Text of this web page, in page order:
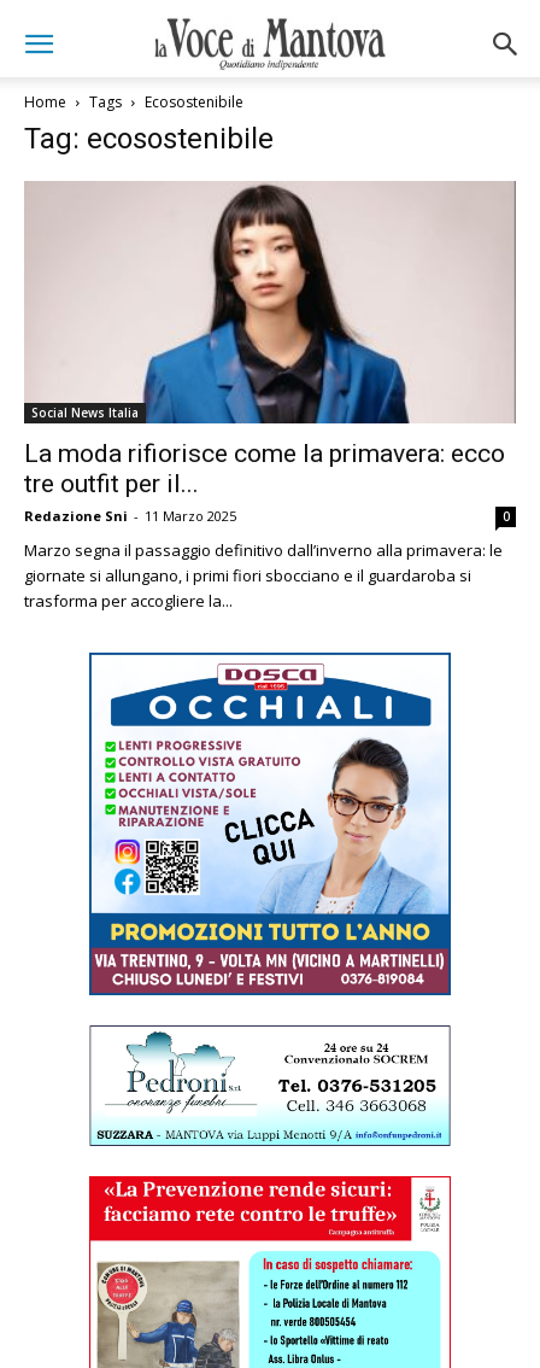
Home Tags Ecosostenibile
Tag: ecosostenibile
Social News Italia
La moda rifiorisce come la primavera: ecco
tre outfit per il...
Redazione Sni - 11 Marzo 2025 0
Marzo segna il passaggio definitivo dall’inverno alla primavera: le
giornate si allungano, i primi fiori sbocciano e il guardaroba si
trasforma per accogliere la...